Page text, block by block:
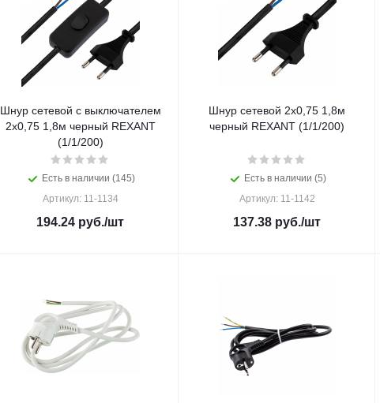
Шнур сетевой с выключателем
2х0,75 1,8м черный REXANT
(1/1/200)
Есть в наличии (145)
Артикул: 11-1134
194.24 руб./шт
Шнур сетевой 2х0,75 1,8м
черный REXANT (1/1/200)
Есть в наличии (5)
Артикул: 11-1142
137.38 руб./шт